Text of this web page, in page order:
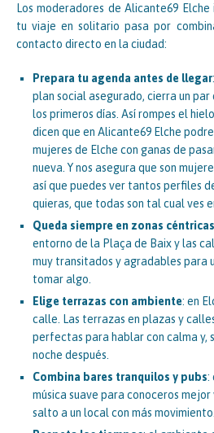
Los moderadores de Alicante69
tu viaje en solitario pasa por
contacto directo en la ciudad:
Prepara tu agenda antes de llegar
plan social asegurado, cierra un
los primeros días. Así rompes el
dicen que en Alicante69 Elche
mujeres de Elche con ganas de
nueva. Y nos asegura que son
así que puedes ver tantos perfiles
quieras, que todas son tal cual ves
Queda siempre en zonas céntricas
entorno de la Plaça de Baix y las
muy transitados y agradables para
tomar algo.
Elige terrazas con ambiente: en
calle. Las terrazas en plazas y
perfectas para hablar con calma y,
noche después.
Combina bares tranquilos y pubs:
música suave para conoceros mejor
salto a un local con más movimiento.